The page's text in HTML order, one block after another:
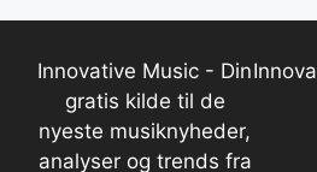
Innovative Music - Din
gratis kilde til de
nyeste musiknyheder,
analyser og trends fra